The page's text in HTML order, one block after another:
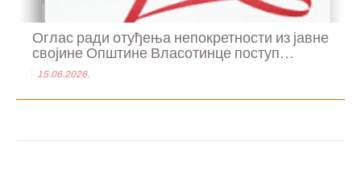
Оглас ради отуђења непокретности из јавне
својине Општине Власотинце поступ...
15.06.2026.